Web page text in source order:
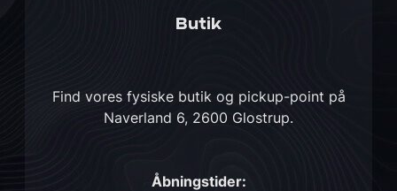
Butik
Find vores fysiske butik og pickup-point på
Naverland 6, 2600 Glostrup.
Åbningstider: